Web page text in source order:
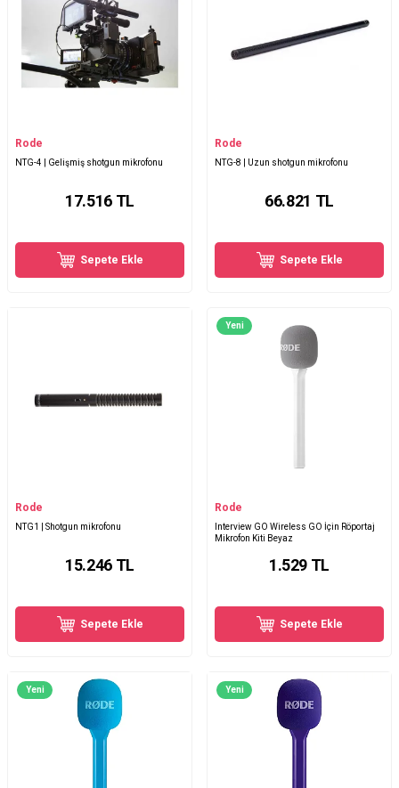
Rode
NTG-4 | Gelişmiş shotgun mikrofonu
17.516TL
Sepete Ekle
Rode
NTG-8 | Uzun shotgun mikrofonu
66.821 TL
Sepete Ekle
Rode
NTG1 | Shotgun mikrofonu
15.246TL
Sepete Ekle
Yeni
Rode
Interview GO Wireless GO İçin Röportaj
Mikrofon Kiti Beyaz
1.529 TL
Sepete Ekle
Yeni Yeni